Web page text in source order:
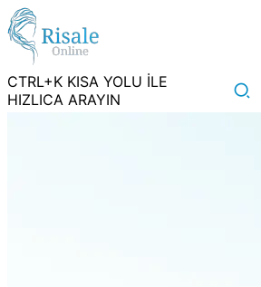
CTRL+K KISA YOLU İLE
HIZLICA ARAYIN